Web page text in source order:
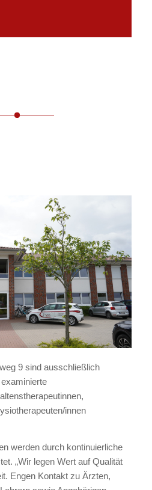
9 sind ausschließlich
innen
werden durch kontinuierliche
„Wir legen Wert auf Qualität
Engen Kontakt zu Ärzten,